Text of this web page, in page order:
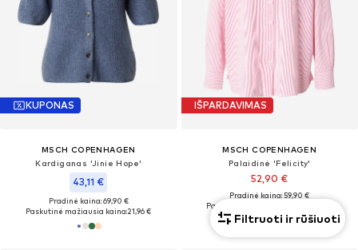
KUPONAS
MSCH COPENHAGEN
Kardiganas 'Jinie Hope'
43,11 €
Pradinė kaina: 69,90 €
Paskutinė mažiausia kaina:21,96 €
IŠPARDAVIMAS
MSCH COPENHAGEN
Palaidinė 'Felicity'
52,90 €
Pradinė kaina: 59,90 €
Paskutinė mažiausia kaina:
Filtruoti ir rūšiuoti